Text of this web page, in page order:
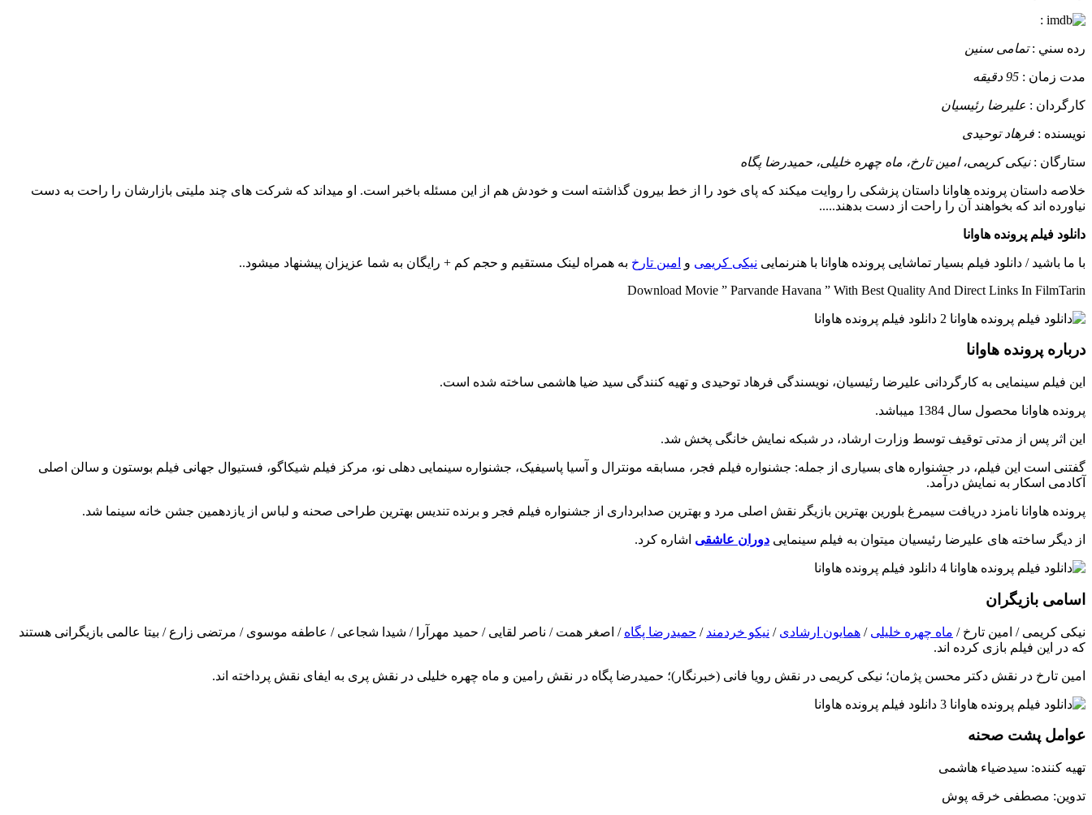
:
رده سني :تمامی سنین
مدت زمان : 95 دقیقه
کارگردان : علیرضا رئیسیان
نويسنده : فرهاد توحیدی
ستارگان :نیکی کریمی، امین تارخ، ماه چهره خلیلی، حمیدرضا پگاه
خلاصه داستان پرونده هاوانا داستان پزشکی را روایت میکند که پای خود را از خط بیرون گذاشته است و خودش هم از این مسئله باخبر است. او میداند که شرکت های چند ملیتی بازارشان را راحت به دست
نیاورده اند که بخواهند آن را راحت از دست بدهند.....
دانلود فیلم پرونده هاوانا
با ما باشید / دانلود فیلم بسیار تماشایی پرونده هاوانا با هنرنمایی نیکی کریمی و امین تارخ به همراه لینک مستقیم و حجم کم + رایگان به شما عزیزان پیشنهاد میشود..
Download Movie ” Parvande Havana ” With Best Quality And Direct Links In FilmTarin
درباره پرونده هاوانا
این فیلم سینمایی به کارگردانی علیرضا رئیسیان، نویسندگی فرهاد توحیدی و تهیه کنندگی سید ضیا هاشمی ساخته شده است.
پرونده هاوانا محصول سال 1384 میباشد.
این اثر پس از مدتی توقیف توسط وزارت ارشاد، در شبکه نمایش خانگی پخش شد.
گفتنی است این فیلم، در جشنواره های بسیاری از جمله: جشنواره فیلم فجر، مسابقه مونترال و آسیا پاسیفیک، جشنواره سینمایی دهلی نو، مرکز فیلم شیکاگو، فستیوال جهانی فیلم بوستون و سالن اصلی
آکادمی اسکار به نمایش درآمد.
پرونده هاوانا نامزد دریافت سیمرغ بلورین بهترین بازیگر نقش اصلی مرد و بهترین صدابرداری از جشنواره فیلم فجر و برنده تندیس بهترین طراحی صحنه و لباس از یازدهمین جشن خانه سینما شد.
از دیگر ساخته های علیرضا رئیسیان میتوان به فیلم سینمایی دوران عاشقی اشاره کرد.
اسامی بازیگران
نیکی کریمی / امین تارخ / ماه چهره خلیلی / همایون ارشادی / نیکو خردمند / حمیدرضا پگاه / اصغر همت / ناصر لقایی / حمید مهرآرا / شیدا شجاعی / عاطفه موسوی / مرتضی زارع / بیتا عالمی بازیگرانی هستند
که در این فیلم بازی کرده اند.
امین تارخ در نقش دکتر محسن پژمان؛ نیکی کریمی در نقش رویا فانی (خبرنگار)؛ حمیدرضا پگاه در نقش رامین و ماه چهره خلیلی در نقش پری به ایفای نقش پرداخته اند.
عوامل پشت صحنه
تهیه کننده: سیدضیاء هاشمی
تدوین: مصطفی خرقه پوش